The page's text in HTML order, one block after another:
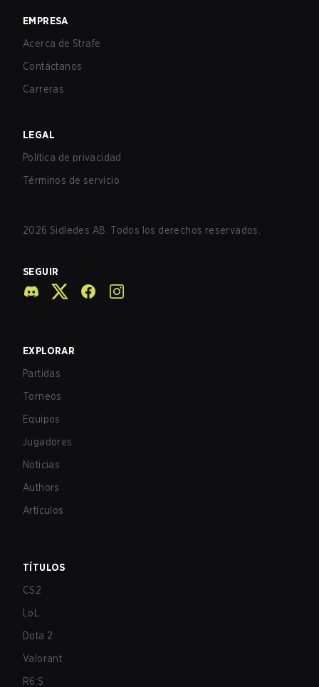
EMPRESA
Acerca de Strafe
Contáctanos
Carreras
LEGAL
Política de privacidad
Términos de servicio
2026 Sidledes AB. Todos los derechos reservados.
SEGUIR
EXPLORAR
Partidas
Torneos
Equipos
Jugadores
Noticias
Authors
Artículos
TÍTULOS
CS2
LoL
Dota 2
Valorant
R6:S